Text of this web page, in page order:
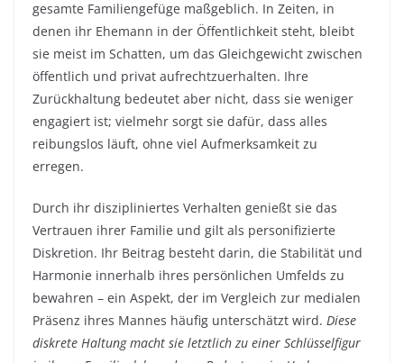
gesamte Familiengefüge maßgeblich. In Zeiten, in
denen ihr Ehemann in der Öffentlichkeit steht, bleibt
sie meist im Schatten, um das Gleichgewicht zwischen
öffentlich und privat aufrechtzuerhalten. Ihre
Zurückhaltung bedeutet aber nicht, dass sie weniger
engagiert ist; vielmehr sorgt sie dafür, dass alles
reibungslos läuft, ohne viel Aufmerksamkeit zu
erregen.
Durch ihr diszipliniertes Verhalten genießt sie das
Vertrauen ihrer Familie und gilt als personifizierte
Diskretion. Ihr Beitrag besteht darin, die Stabilität und
Harmonie innerhalb ihres persönlichen Umfelds zu
bewahren – ein Aspekt, der im Vergleich zur medialen
Präsenz ihres Mannes häufig unterschätzt wird. Diese
diskrete Haltung macht sie letztlich zu einer Schlüsselfigur